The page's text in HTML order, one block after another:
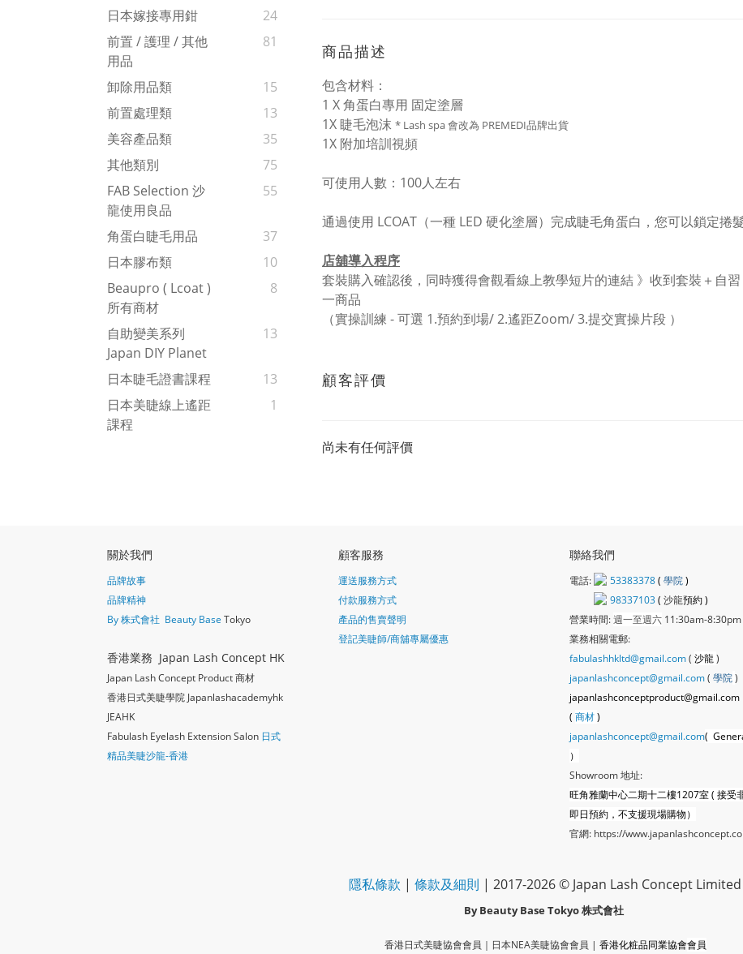
日本嫁接專用鉗
24
前置 / 護理 / 其他
用品
81
卸除用品類
15
前置處理類
13
美容產品類
35
其他類別
75
FAB Selection 沙
龍使用良品
55
角蛋白睫毛用品
37
日本膠布類
10
Beaupro ( Lcoat )
所有商材
8
自助變美系列
Japan DIY Planet
13
日本睫毛證書課程
13
日本美睫線上遙距
課程
1
商品描述
包含材料：
1 X 角蛋白專用 固定塗層
1X 睫毛泡沫 * Lash spa 會改為 PREMEDI品牌出貨
1X 附加培訓視頻
可使用人數：100人左右
通過使用 LCOAT（一種 LED 硬化塗層）完成睫毛角蛋白，您可以鎖定捲
店舖導入程序
套裝購入確認後，同時獲得會觀看線上教學短片的連結 》收到套裝＋自
一商品
（實操訓練 - 可選 1.預約到場/ 2.遙距Zoom/ 3.提交實操片段 ）
顧客評價
尚未有任何評價
關於我們
品牌故事
品牌精神
By 株式會社 Beauty Base Tokyo
香港業務 Japan Lash Concept HK
Japan Lash Concept Product 商材
香港日式美睫學院 Japanlashacademyhk
JEAHK
Fabulash Eyelash Extension Salon 日式
精品美睫沙龍-香港
顧客服務
運送服務方式
付款服務方式
產品的售賣聲明
登記美睫師/商舖專屬優惠
聯絡我們
電話: 53383378( 學院)
98337103( 沙龍預約 )
營業時間:週一至週六 11:30am-8:30pm
業務相關電郵:
fabulashhkltd@gmail.com( 沙龍)
japanlashconcept@gmail.com( 學院)
japanlashconceptproduct@gmail.com
( 商材)
japanlashconcept@gmail.com(
）
Showroom 地址:
旺角雅蘭中心二期十二樓1207室 ( 接受
即日預約，不支援現場購物）
官網: https://
隱私條款 | 條款及細則 | 2017-2026 © Japan Lash Concept Limited
By Beauty Base Tokyo株式會社
香港日式美睫協會會員｜ 日本NEA美睫協會會員 | 香港化粧品同業協會會員